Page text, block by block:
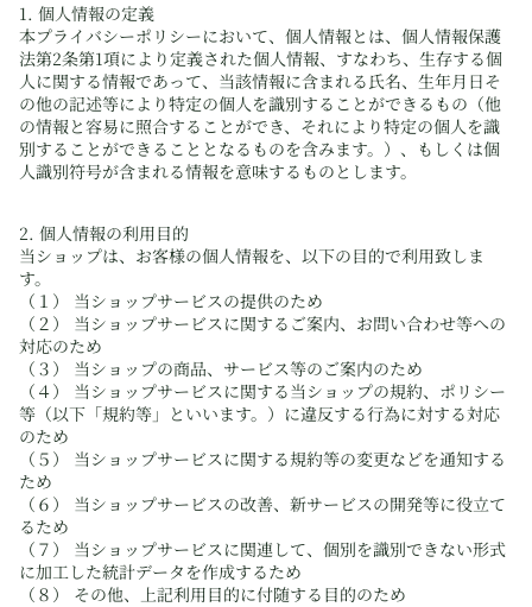
1. 個人情報の定義
本プライバシーポリシーにおいて、個人情報とは、個人情報保護
法第2条第1項により定義された個人情報、すなわち、生存する個
人に関する情報であって、当該情報に含まれる氏名、生年月日そ
の他の記述等により特定の個人を識別することができるもの（他
の情報と容易に照合することができ、それにより特定の個人を識
別することができることとなるものを含みます。）、もしくは個
人識別符号が含まれる情報を意味するものとします。
2. 個人情報の利用目的
当ショップは、お客様の個人情報を、以下の目的で利用致しま
す。
（１） 当ショップサービスの提供のため
（２） 当ショップサービスに関するご案内、お問い合わせ等への
対応のため
（３） 当ショップの商品、サービス等のご案内のため
（４） 当ショップサービスに関する当ショップの規約、ポリシー
等（以下「規約等」といいます。）に違反する行為に対する対応
のため
（５） 当ショップサービスに関する規約等の変更などを通知する
ため
（６） 当ショップサービスの改善、新サービスの開発等に役立て
るため
（７） 当ショップサービスに関連して、個別を識別できない形式
に加工した統計データを作成するため
（８） その他、上記利用目的に付随する目的のため